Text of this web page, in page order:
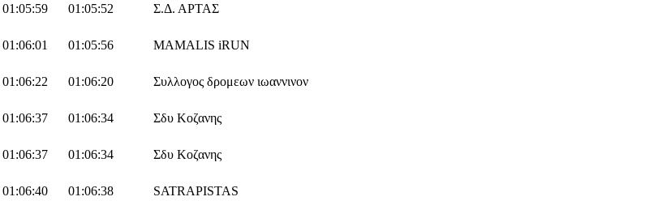
01:05:59 01:05:52
Σ.Δ. ΑΡΤΑΣ
01:06:01 01:05:56
MAMALIS iRUN
01:06:22 01:06:20
Συλλογος δρομεων ιωαννινον
01:06:37 01:06:34
Σδυ Κοζανης
01:06:37 01:06:34
Σδυ Κοζανης
01:06:40 01:06:38
SATRAPISTAS